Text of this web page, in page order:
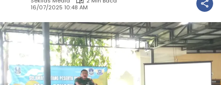
16/07/2025 10:48 AM